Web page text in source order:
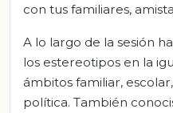
con tus familiares,
A lo largo de la sesión
los estereotipos en la
ámbitos familiar,
política. También